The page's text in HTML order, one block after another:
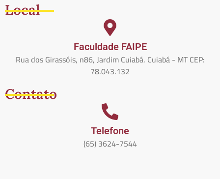
Local
Faculdade FAIPE
Rua dos Girassóis, n86, Jardim Cuiabá. Cuiabá - MT CEP:
78.043.132
Contato
Telefone
(65) 3624-7544